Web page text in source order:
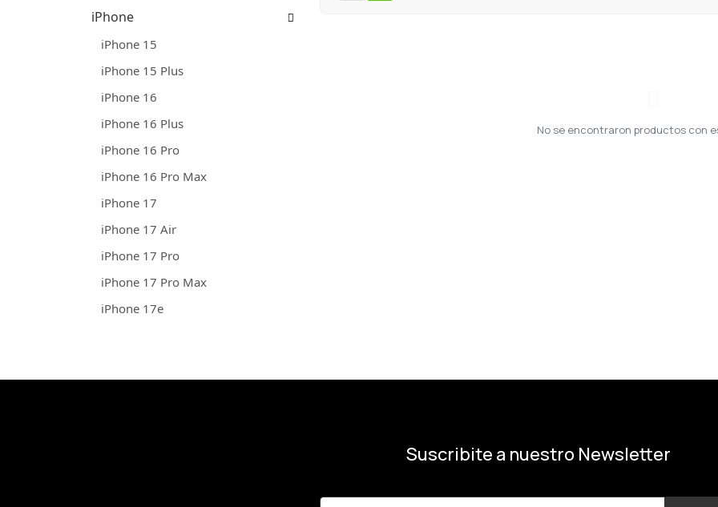
iPhone
iPhone 15
iPhone 15 Plus
iPhone 16
iPhone 16 Plus
iPhone 16 Pro
iPhone 16 Pro Max
iPhone 17
iPhone 17 Air
iPhone 17 Pro
iPhone 17 Pro Max
iPhone 17e
No se encontraron productos con
Suscribite a nuestro Newsletter